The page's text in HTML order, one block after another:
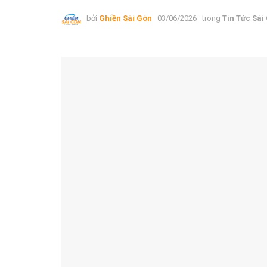
bởi Ghiền Sài Gòn 03/06/2026 trong Tin Tức Sài